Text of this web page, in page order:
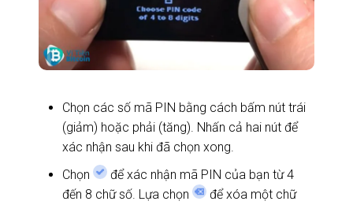
Chọn các số mã PIN bằng cách bấm nút trái
(giảm) hoặc phải (tăng). Nhấn cả hai nút để
xác nhận sau khi đã chọn xong.
Chọn
để xác nhận mã PIN của bạn từ 4
đến 8 chữ số. Lựa chọn
để xóa một chữ